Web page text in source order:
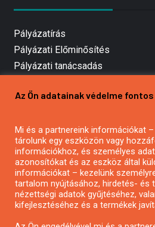
Pályázatírás
Pályázati Előminősítés
Pályázati tanácsadás
Mezőgazdasági pályázatírás
Pályázatírás civil szervezeteknek
Pályázatírás önkormányzatoknak
Pályázatfigyelés
Specifikus pályázatfigyelés vagy
Az Ön adatainak védelme
Mi és a partnereink információkat
tárolunk egy eszközön vagy
információkhoz, és személyes
azonosítókat és az eszköz által
információkat – kezelünk
tartalom nyújtásához, hirdetés- és
nézettségi adatok gyűjtéséhez,
kifejlesztéséhez és a termékek